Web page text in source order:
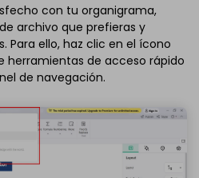
con tu organigrama,
archivo que prefieras y
Para ello, haz clic en el ícono
herramientas de acceso rápido
de navegación.